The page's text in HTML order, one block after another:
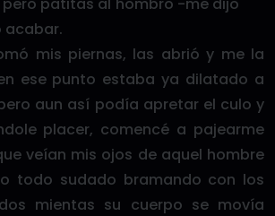
acabar.
mis piernas, las abrió y me la
ese punto estaba ya dilatado a
aun así podía apretar el culo y
placer, comencé a pajearme
veían mis ojos de aquel hombre
todo sudado bramando con los
mientas su cuerpo se movía